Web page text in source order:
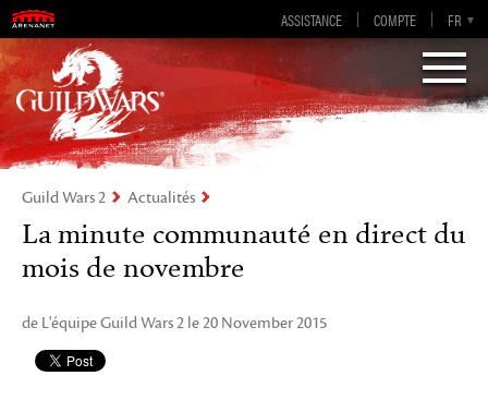
ASSISTANCE COMPTE FR
EN
DE
ES
EN-GB
Visions of Eternity
Guild Wars 2
Guild Wars 2 Actualités
La minute communauté en direct du
mois de novembre
de L'équipe Guild Wars 2 le 20 November 2015